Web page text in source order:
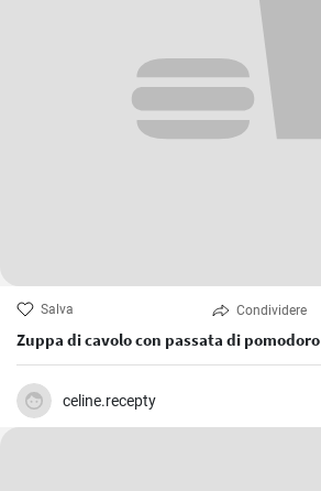
Salva Condividere
Zuppa di cavolo con passata di pomodoro
celine.recepty